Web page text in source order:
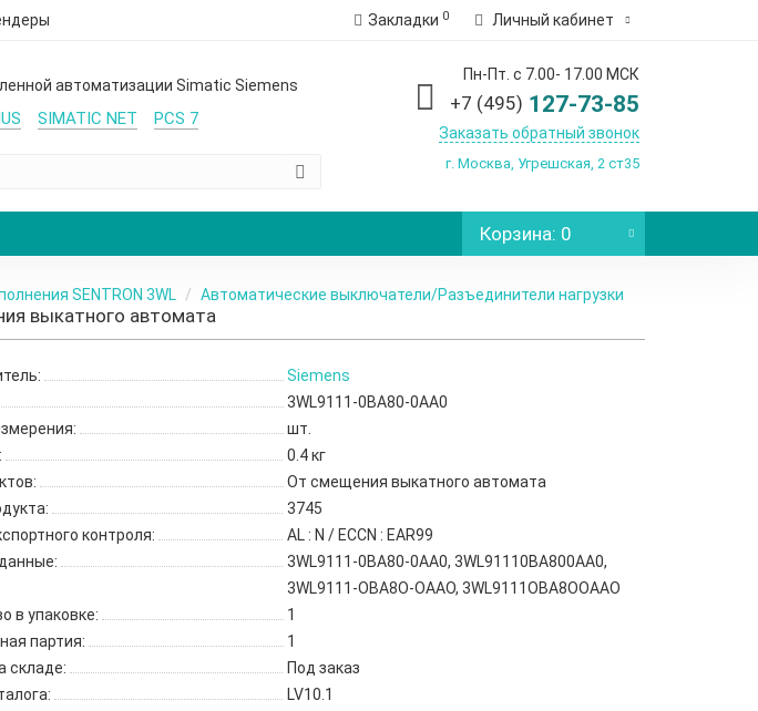
Закладки 0 Личный кабинет
автоматизации Simatic Siemens
SIMATIC NET PCS 7
Пн-Пт. с 7.00- 17.00 МСК
+7 (495) 127-73-85
Заказать обратный звонок
г. Москва, Угрешская, 2 ст35
Корзина: 0
SENTRON 3WL
Автоматические выключатели/Разъединители нагрузки
выкатного автомата
Siemens
3WL9111-0BA80-0AA0
шт.
0.4 кг
От смещения выкатного автомата
3745
контроля:
AL : N / ECCN : EAR99
3WL9111-0BA80-0AA0, 3WL91110BA800AA0,
3WL9111-OBA8O-OAAO, 3WL9111OBA8OOAAO
в упаковке:
1
партия:
1
складе:
Под заказ
LV10.1